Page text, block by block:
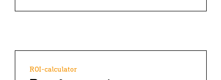
ROI-calculator